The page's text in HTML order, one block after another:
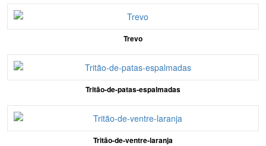
Trevo
Tritão-de-patas-espalmadas
Tritão-de-ventre-laranja